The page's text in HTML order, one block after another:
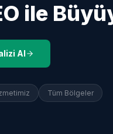
ile
Al
Tüm Bölgeler